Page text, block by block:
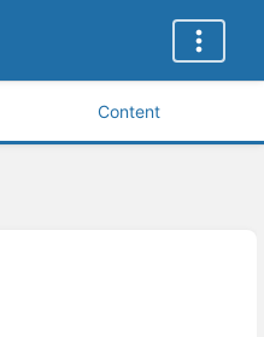
Content